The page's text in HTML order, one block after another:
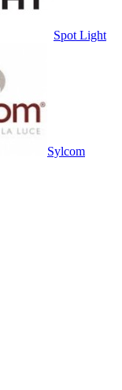
Spot Light
Sylcom